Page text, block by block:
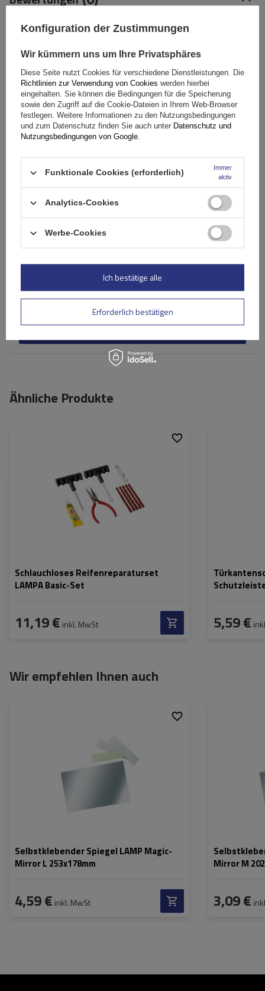
Ihre Note:
5/5
Inhalt Ihrer Bewertung
Ihr Produktfoto hinzufügen:
Ihr Vorname
Ihre E-Mail-Adresse
Ähnliche Produkte
Schlauchloses Reifenreparaturset
LAMPA Basic-Set
11,19 € inkl. MwSt 5,59 €
Wir empfehlen Ihnen auch
Selbstklebender Spiegel LAMP Magic-
Mirror L 253x178mm
4,59 € inkl. MwSt
Mirror M
3,09 €
Konfiguration der Zustimmungen
Wir kümmern uns um Ihre Privatsphäres
Diese Seite nutzt Cookies für verschiedene Dienstleistungen. Die
Richtlinien zur Verwendung von Cookies werden hierbei
eingehalten. Sie können die Bedingungen für die Speicherung
sowie den Zugriff auf die Cookie-Dateien in Ihrem Web-Browser
festlegen. Weitere Informationen zu den Nutzungsbedingungen
und zum Datenschutz finden Sie auch unter Datenschutz und
Nutzungsbedingungen von Google.
Funktionale Cookies (erforderlich)
Immer
aktiv
Analytics-Cookies
Werbe-Cookies
Erforderlich bestätigen
Ich bestätige alle